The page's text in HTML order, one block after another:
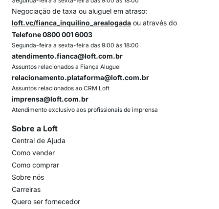
Negociação de taxa ou aluguel em atraso:
loft.vc/fianca_inquilino_arealogada ou através do
Telefone 0800 001 6003
Segunda-feira a sexta-feira das 9:00 às 18:00
atendimento.fianca@loft.com.br
Assuntos relacionados a Fiança Aluguel
relacionamento.plataforma@loft.com.br
Assuntos relacionados ao CRM Loft
imprensa@loft.com.br
Atendimento exclusivo aos profissionais de imprensa
Sobre a Loft
Central de Ajuda
Como vender
Como comprar
Sobre nós
Carreiras
Quero ser fornecedor